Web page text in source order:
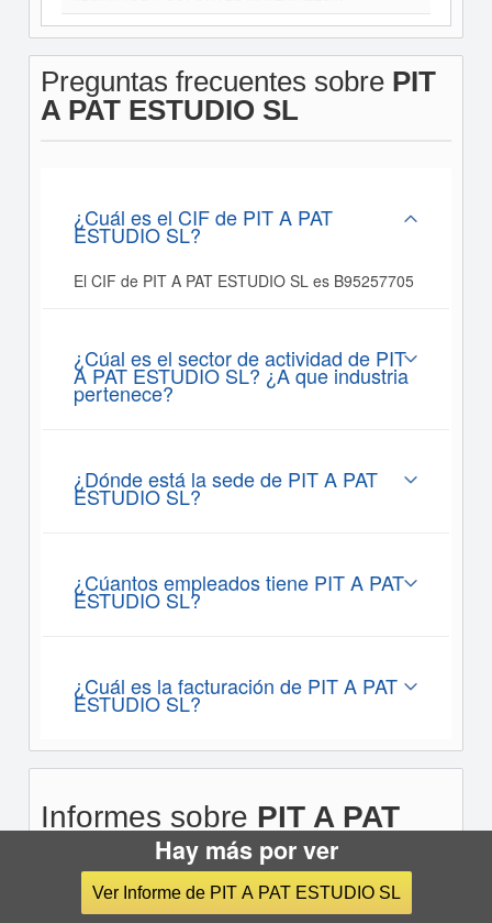
Preguntas frecuentes sobre PIT
A PAT ESTUDIO SL
¿Cuál es el CIF de PIT A PAT
ESTUDIO SL?
El CIF de PIT A PAT ESTUDIO SL es B95257705
¿Cúal es el sector de actividad de PIT
A PAT ESTUDIO SL? ¿A que industria
pertenece?
¿Dónde está la sede de PIT A PAT
ESTUDIO SL?
¿Cúantos empleados tiene PIT A PAT
ESTUDIO SL?
¿Cuál es la facturación de PIT A PAT
ESTUDIO SL?
Informes sobre PIT A PAT
ESTUDIO SLHay más por ver
Ver Informe de PIT A PAT ESTUDIO SL